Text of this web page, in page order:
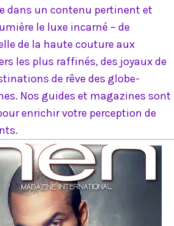
dans un contenu pertinent et
le luxe incarné – de
de la haute couture aux
les plus raffinés, des joyaux de
de rêve des globe-
Nos guides et magazines sont
enrichir votre perception de